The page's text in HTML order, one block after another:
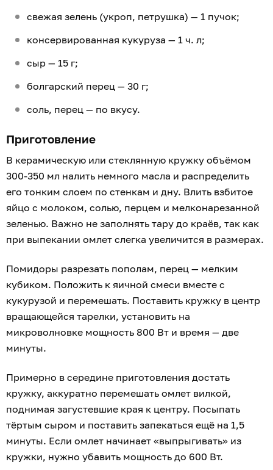
свежая зелень (укроп, петрушка) — 1 пучок;
консервированная кукуруза — 1 ч. л;
сыр — 15 г;
болгарский перец — 30 г;
соль, перец — по вкусу.
Приготовление
В керамическую или стеклянную кружку объёмом
300-350 мл налить немного масла и распределить
его тонким слоем по стенкам и дну. Влить взбитое
яйцо с молоком, солью, перцем и мелконарезанной
зеленью. Важно не заполнять тару до краёв, так как
при выпекании омлет слегка увеличится в размерах.
Помидоры разрезать пополам, перец — мелким
кубиком. Положить к яичной смеси вместе с
кукурузой и перемешать. Поставить кружку в центр
вращающейся тарелки, установить на
микроволновке мощность 800 Вт и время — две
минуты.
Примерно в середине приготовления достать
кружку, аккуратно перемешать омлет вилкой,
поднимая загустевшие края к центру. Посыпать
тёртым сыром и поставить запекаться ещё на 1,5
минуты. Если омлет начинает «выпрыгивать» из
кружки, нужно убавить мощность до 600 Вт.